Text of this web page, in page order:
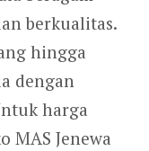
berkualitas.
hingga
dengan
harga
MAS Jenewa